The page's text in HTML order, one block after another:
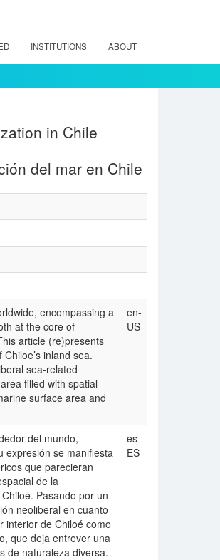
INSTITUTIONS ABOUT
in Chile
del mar en Chile
encompassing a
at the core of
article (re)presents
inland sea.
sea-related
filled with spatial
surface area and
en-
US
del mundo,
expresión se manifiesta
que parecieran
de la
Pasando por un
neoliberal en cuanto
interior de Chiloé como
que deja entrever una
de naturaleza diversa.
es-
ES